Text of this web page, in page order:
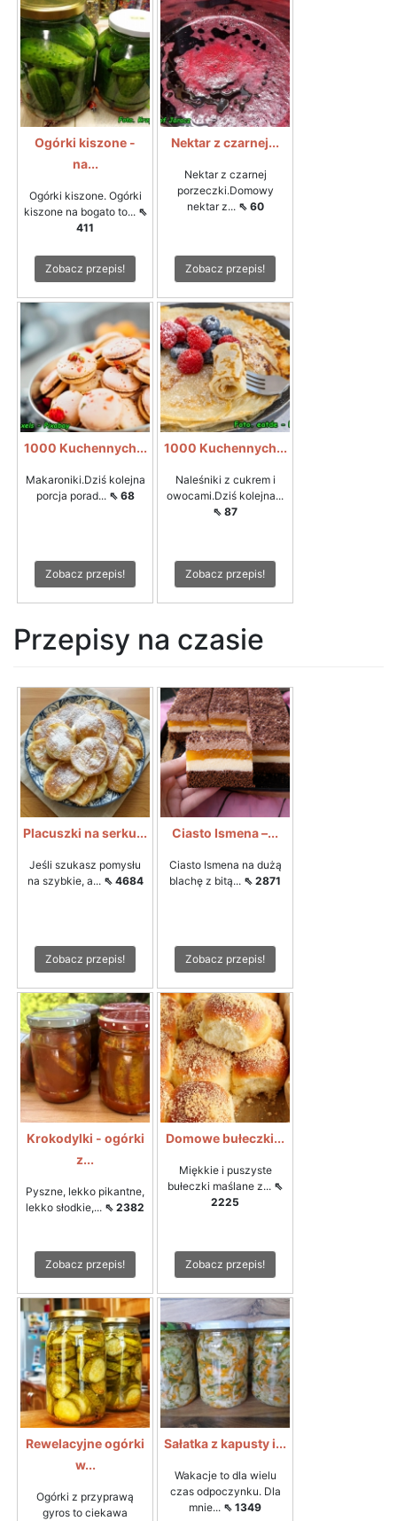
Ogórki kiszone -
na...
Ogórki kiszone. Ogórki
kiszone na bogato to... ⇖
411
Zobacz przepis!
Nektar z czarnej...
Nektar z czarnej
porzeczki.Domowy
nektar z... ⇖ 60
Zobacz przepis!
1000 Kuchennych...
Makaroniki.Dziś kolejna
porcja porad... ⇖ 68
Zobacz przepis!
1000 Kuchennych...
Naleśniki z cukrem i
owocami.Dziś kolejna...
⇖ 87
Zobacz przepis!
Przepisy na czasie
Placuszki na serku...
Jeśli szukasz pomysłu
na szybkie, a... ⇖ 4684
Zobacz przepis!
Ciasto Ismena –...
Ciasto Ismena na dużą
blachę z bitą... ⇖ 2871
Zobacz przepis!
Krokodylki - ogórki
z...
Pyszne, lekko pikantne,
lekko słodkie,... ⇖ 2382
Zobacz przepis!
Domowe bułeczki...
Miękkie i puszyste
bułeczki maślane z... ⇖
2225
Zobacz przepis!
Rewelacyjne ogórki
w...
Ogórki z przyprawą
gyros to ciekawa
Sałatka z kapusty i...
Wakacje to dla wielu
czas odpoczynku. Dla
mnie... ⇖ 1349